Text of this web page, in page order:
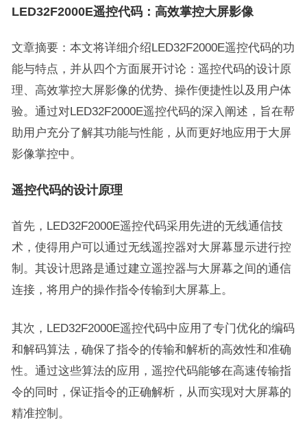
LED32F2000E遥控代码：高效掌控大屏影像
文章摘要：本文将详细介绍LED32F2000E遥控代码的功
能与特点，并从四个方面展开讨论：遥控代码的设计原
理、高效掌控大屏影像的优势、操作便捷性以及用户体
验。通过对LED32F2000E遥控代码的深入阐述，旨在帮
助用户充分了解其功能与性能，从而更好地应用于大屏
影像掌控中。
遥控代码的设计原理
首先，LED32F2000E遥控代码采用先进的无线通信技
术，使得用户可以通过无线遥控器对大屏幕显示进行控
制。其设计思路是通过建立遥控器与大屏幕之间的通信
连接，将用户的操作指令传输到大屏幕上。
其次，LED32F2000E遥控代码中应用了专门优化的编码
和解码算法，确保了指令的传输和解析的高效性和准确
性。通过这些算法的应用，遥控代码能够在高速传输指
令的同时，保证指令的正确解析，从而实现对大屏幕的
精准控制。